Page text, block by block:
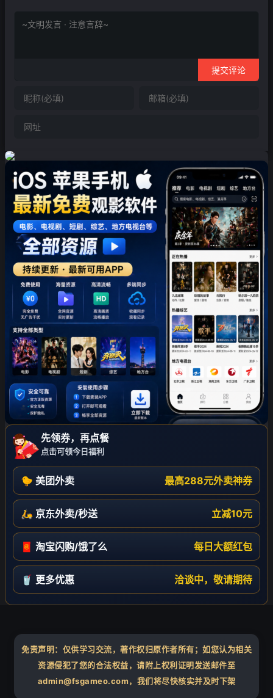
提交评论
先领券，再点餐
点击可领今日福利
🐤 美团外卖 最高288元外卖神券
🛵 京东外卖/秒送 立减10元
🧧 淘宝闪购/饿了么 每日大额红包
🥤 更多优惠 洽谈中，敬请期待
免责声明：仅供学习交流，著作权归原作者所有；如您认为相关
资源侵犯了您的合法权益，请附上权利证明发送邮件至
admin@fsgameo.com，我们将尽快核实并及时下架